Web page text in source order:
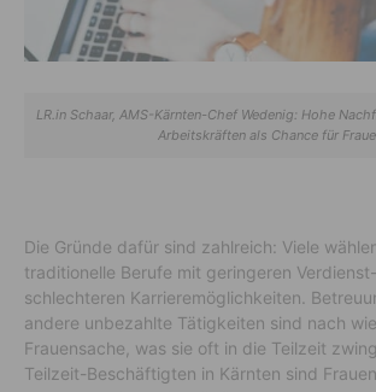
LR.in Schaar, AMS-Kärnten-Chef Wedenig: Hohe
Arbeitskräften als Chance für
Die Gründe dafür sind zahlreich: Viele
traditionelle Berufe mit geringeren
schlechteren Karrieremöglichkeiten.
andere unbezahlte Tätigkeiten sind nach
Frauensache, was sie oft in die Teilzeit
Teilzeit-Beschäftigten in Kärnten sind